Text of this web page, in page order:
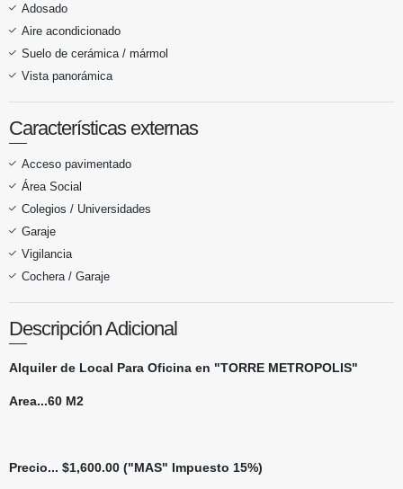
Adosado
Aire acondicionado
Suelo de cerámica / mármol
Vista panorámica
Características externas
Acceso pavimentado
Área Social
Colegios / Universidades
Garaje
Vigilancia
Cochera / Garaje
Descripción Adicional
Alquiler de Local Para Oficina en "TORRE METROPOLIS"
Area...60 M2
Precio... $1,600.00 ("MAS" Impuesto 15%)